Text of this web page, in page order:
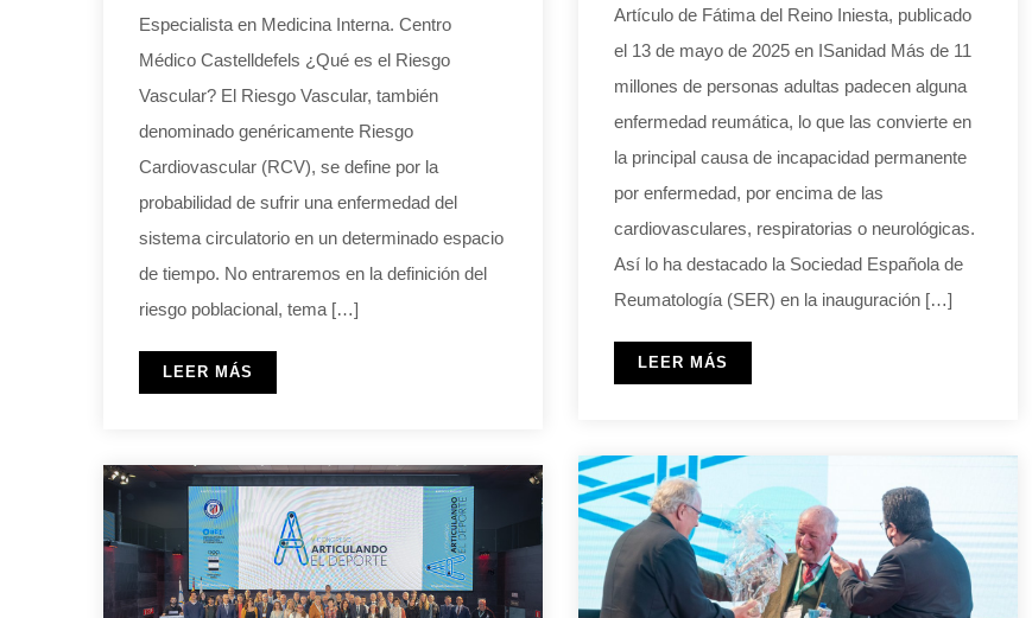
Artículo de Fátima del Reino Iniesta, publicado
el 13 de mayo de 2025 en ISanidad Más de 11
millones de personas adultas padecen alguna
enfermedad reumática, lo que las convierte en
la principal causa de incapacidad permanente
por enfermedad, por encima de las
cardiovasculares, respiratorias o neurológicas.
Así lo ha destacado la Sociedad Española de
Reumatología (SER) en la inauguración […]
LEER MÁS
Especialista en Medicina Interna. Centro
Médico Castelldefels ¿Qué es el Riesgo
Vascular? El Riesgo Vascular, también
denominado genéricamente Riesgo
Cardiovascular (RCV), se define por la
probabilidad de sufrir una enfermedad del
sistema circulatorio en un determinado espacio
de tiempo. No entraremos en la definición del
riesgo poblacional, tema […]
LEER MÁS